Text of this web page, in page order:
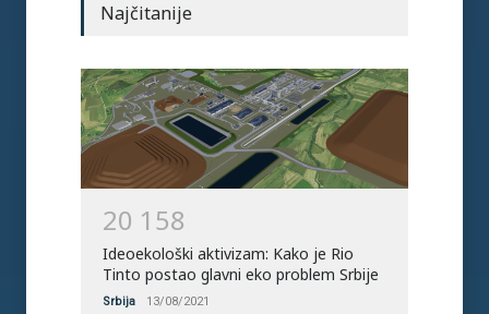
Region ,Svet,Vesti 11/07/2025
Globalni energetski rekord:
40% struje iz čistih izvora
Svet 08/04/2025
Najčitanije
20 1 58
Ideoekološki aktivizam: Kako je Rio
Tinto postao glavni eko problem Srbije
Srbija 13/08/2021